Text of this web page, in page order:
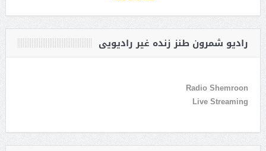
رادیو شمرون طنز زنده غیر رادیویی
Radio Shemroon
Live Streaming